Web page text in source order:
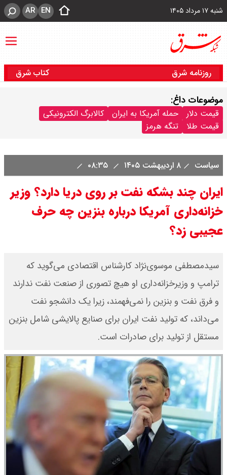
شنبه ۱۷ مرداد ۱۴۰۵ EN
AR
روزنامه شرق کتاب شرق
موضوعات داغ:
قیمت دلار حمله آمریکا به ایران
کالابرگ الکترونیکی
قیمت طلا
تنگه هرمز
سیاست ۸ اردیبهشت ۱۴۰۵
ایران چند بشکه نفت بر روی دریا دارد؟ وزیر
خزانه‌داری آمریکا درباره بنزین چه حرف
عجیبی زد؟
سیدمصطفی موسوی‌نژاد کارشناس اقتصادی می‌گوید که
ترامپ و وزیرخزانه‌داری او هیچ تصوری از صنعت نفت ندارند
و فرق نفت و بنزین را نمی‌فهمند، زیرا یک دانشجو نفت
می‌داند، که تولید نفت ایران برای صنایع پالایشی شامل بنزین
مستقل از تولید برای صادرات است.